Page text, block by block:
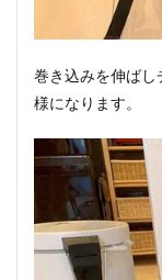
巻き込みを伸ば
様になります。